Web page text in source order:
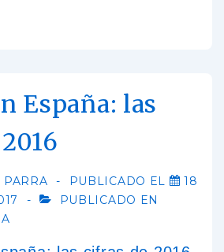
España: las
PUBLICADO EL
18
PUBLICADO EN